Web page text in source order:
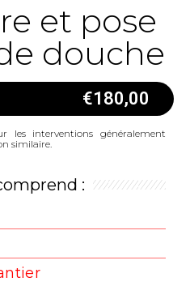
et pose
douche
€180,00
les interventions généralement
similaire.
: